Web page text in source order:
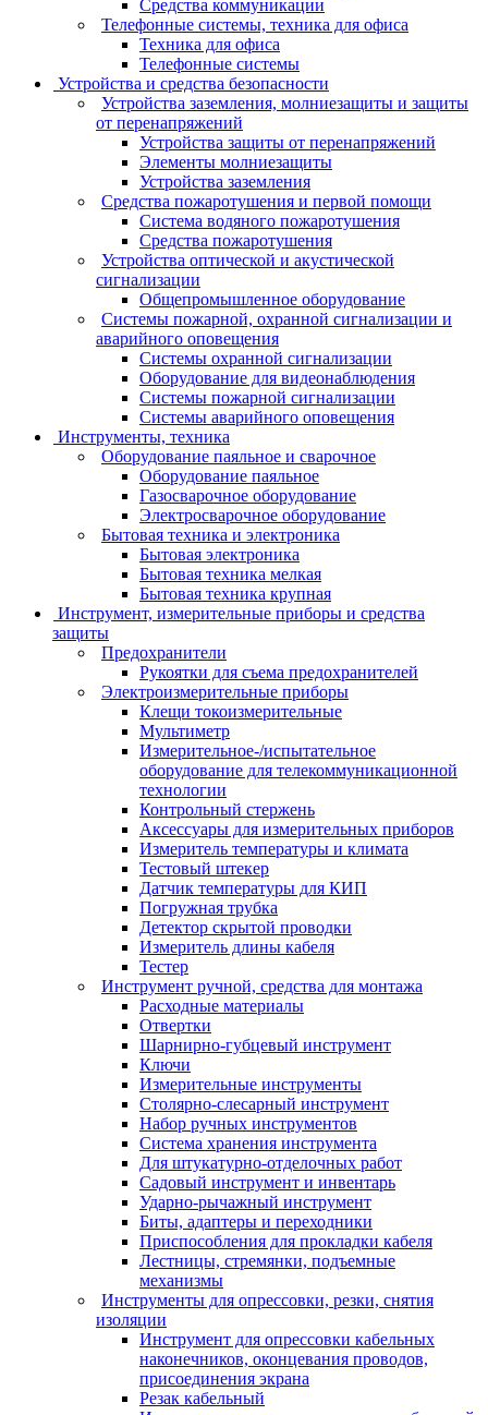
Средства коммуникации
Телефонные системы, техника для офиса
Техника для офиса
Телефонные системы
Устройства и средства безопасности
Устройства заземления, молниезащиты и защиты
от перенапряжений
Устройства защиты от перенапряжений
Элементы молниезащиты
Устройства заземления
Средства пожаротушения и первой помощи
Система водяного пожаротушения
Средства пожаротушения
Устройства оптической и акустической
сигнализации
Общепромышленное оборудование
Системы пожарной, охранной сигнализации и
аварийного оповещения
Системы охранной сигнализации
Оборудование для видеонаблюдения
Системы пожарной сигнализации
Системы аварийного оповещения
Инструменты, техника
Оборудование паяльное и сварочное
Оборудование паяльное
Газосварочное оборудование
Электросварочное оборудование
Бытовая техника и электроника
Бытовая электроника
Бытовая техника мелкая
Бытовая техника крупная
Инструмент, измерительные приборы и средства
защиты
Предохранители
Рукоятки для съема предохранителей
Электроизмерительные приборы
Клещи токоизмерительные
Мультиметр
Измерительное-/испытательное
оборудование для телекоммуникационной
технологии
Контрольный стержень
Аксессуары для измерительных приборов
Измеритель температуры и климата
Тестовый штекер
Датчик температуры для КИП
Погружная трубка
Детектор скрытой проводки
Измеритель длины кабеля
Тестер
Инструмент ручной, средства для монтажа
Расходные материалы
Отвертки
Шарнирно-губцевый инструмент
Ключи
Измерительные инструменты
Столярно-слесарный инструмент
Набор ручных инструментов
Система хранения инструмента
Для штукатурно-отделочных работ
Садовый инструмент и инвентарь
Ударно-рычажный инструмент
Биты, адаптеры и переходники
Приспособления для прокладки кабеля
Лестницы, стремянки, подъемные
механизмы
Инструменты для опрессовки, резки, снятия
изоляции
Инструмент для опрессовки кабельных
наконечников, оконцевания проводов,
присоединения экрана
Резак кабельный